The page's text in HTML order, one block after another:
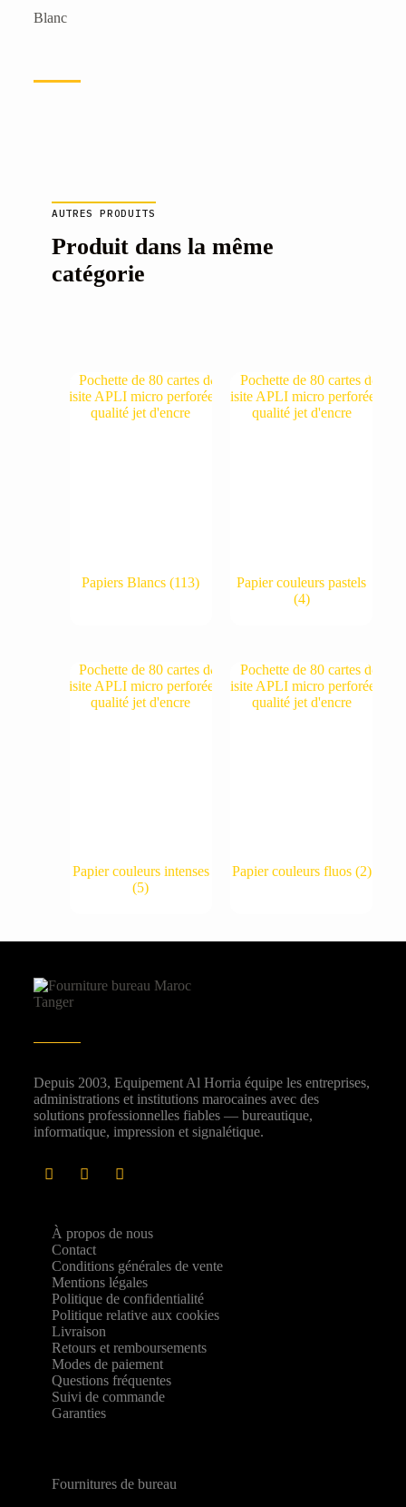
Blanc
AUTRES PRODUITS
Produit dans la même
catégorie
Papiers Blancs(113)
Papier couleurs pastels
(4)
Papier couleurs intenses
(5)
Papier couleurs fluos (2)
Depuis 2003, Equipement Al Horria équipe les entreprises,
administrations et institutions marocaines avec des
solutions professionnelles fiables — bureautique,
informatique, impression et signalétique.
À propos de nous
Contact
Conditions générales de vente
Mentions légales
Politique de confidentialité
Politique relative aux cookies
Livraison
Retours et remboursements
Modes de paiement
Questions fréquentes
Suivi de commande
Garanties
Fournitures de bureau